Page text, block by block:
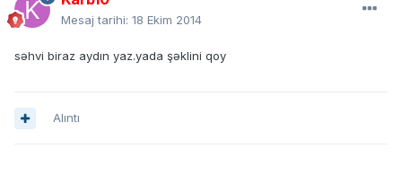
Mesaj tarihi: 18 Ekim 2014
səhvi biraz aydın yaz.yada şəklini qoy
Alıntı